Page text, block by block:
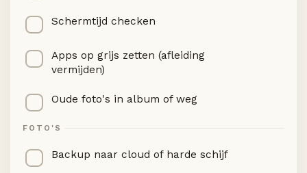
Schermtijd checken
Apps op grijs zetten (afleiding
vermijden)
Oude foto's in album of weg
FOTO'S
Backup naar cloud of harde schijf